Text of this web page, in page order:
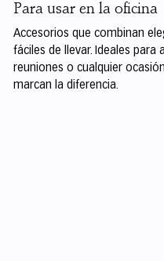
Para usar en la oficina
Accesorios que combinan
fáciles de llevar. Ideales
reuniones o cualquier
marcan la diferencia.